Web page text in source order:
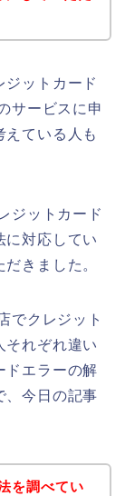
ジットカード
サービスに申
えている人も
ジットカード
に対応してい
きました。
でクレジット
それぞれ違い
ドエラーの解
、今日の記事
を調べてい